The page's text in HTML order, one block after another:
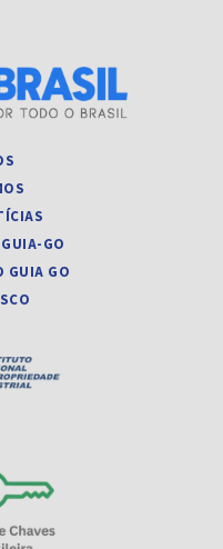
GO
GUIA GO